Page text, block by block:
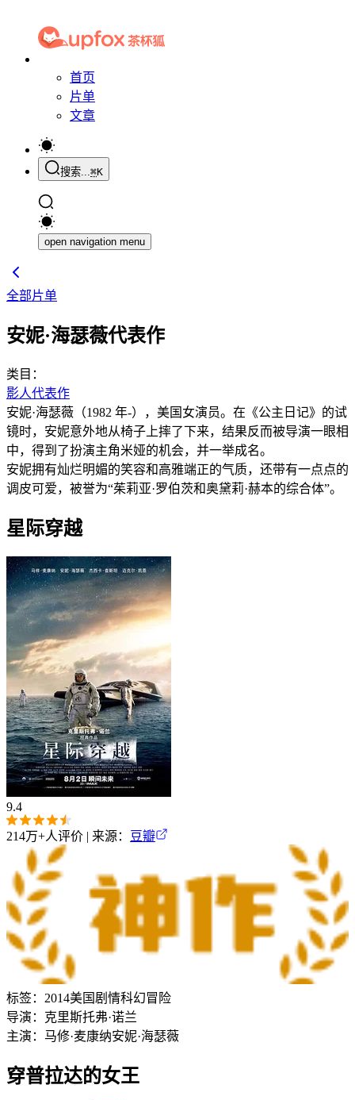
首页
片单
文章
搜索...⌘K
open navigation menu
全部片单
安妮·海瑟薇代表作
类目：
影人代表作
安妮·海瑟薇（1982 年-），美国女演员。在《公主日记》的试
镜时，安妮意外地从椅子上摔了下来，结果反而被导演一眼相
中，得到了扮演主角米娅的机会，并一举成名。
安妮拥有灿烂明媚的笑容和高雅端正的气质，还带有一点点的
调皮可爱，被誉为“茱莉亚·罗伯茨和奥黛莉·赫本的综合体”。
星际穿越
9.4
214万+人评价 | 来源： 豆瓣
标签： 2014美国 剧情科幻冒险
导演： 克里斯托弗·诺兰
主演： 马修·麦康纳安妮·海瑟薇
穿普拉达的女王